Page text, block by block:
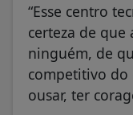
“Esse centro
certeza de
ninguém, de
competitivo do
ousar, ter